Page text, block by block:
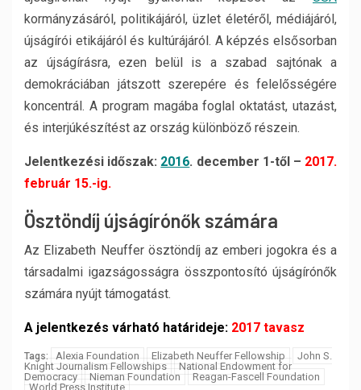
kormányzásáról, politikájáról, üzlet életéről, médiájáról,
újságírói etikájáról és kultúrájáról. A képzés elsősorban
az újságírásra, ezen belül is a szabad sajtónak a
demokráciában játszott szerepére és felelősségére
koncentrál. A program magába foglal oktatást, utazást,
és interjúkészítést az ország különböző részein.
Jelentkezési időszak: 2016. december 1-től – 2017.
február 15.-ig.
Ösztöndíj újságírónők számára
Az Elizabeth Neuffer ösztöndíj az emberi jogokra és a
társadalmi igazságosságra összpontosító újságírónők
számára nyújt támogatást.
A jelentkezés várható határideje: 2017 tavasz
Tags: Alexia Foundation Elizabeth Neuffer Fellowship
John S.
Knight Journalism Fellowships
National Endowment for
Democracy
Nieman Foundation
Reagan-Fascell Foundation
World Press Institute